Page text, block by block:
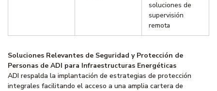
soluciones de
supervisión
remota
Soluciones Relevantes de Seguridad y Protección de
Personas de ADI para Infraestructuras Energéticas
ADI respalda la implantación de estrategias de protección
integrales facilitando el acceso a una amplia cartera de